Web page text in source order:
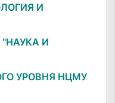
И
И
УРОВНЯ НЦМУ